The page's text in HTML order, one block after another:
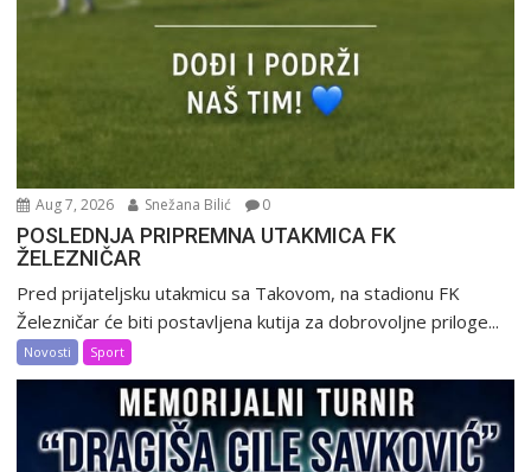
Aug 7, 2026 Snežana Bilić 0
POSLEDNJA PRIPREMNA UTAKMICA FK
ŽELEZNIČAR
Pred prijateljsku utakmicu sa Takovom, na stadionu FK
Železničar će biti postavljena kutija za dobrovoljne priloge...
Novosti Sport